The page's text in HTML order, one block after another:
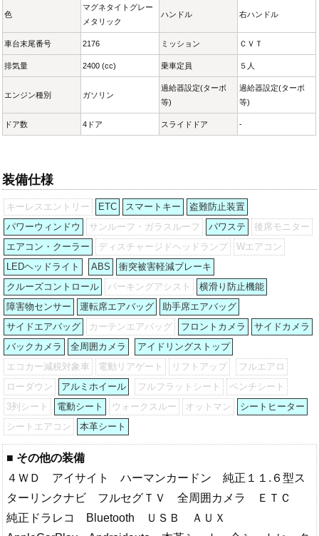
色
マグネタイトグレー
メタリック
ハンドル 右ハンドル
車台末尾番号 2176 ミッション ＣＶＴ
排気量 2400 (cc) 乗車定員 ５人
エンジン種別 ガソリン
過給器設定(ターボ
等)
過給器設定(ターボ
等)
ドア数 4ドア スライドドア -
装備仕様
キーレスエントリー ETC スマートキー
盗難防止装置
パワーウィンドウ
サンルーフ・ガラスルーフ パワステ
後席モニター
エアコン・クーラー
ディスチャージドヘッドランプ
Wエアコン
LEDヘッドライト
ABS
衝突被害軽減ブレーキ
クルーズコントロール
パーキングアシスト
横滑り防止機能
障害物センサー
運転席エアバッグ
助手席エアバッグ
サイドエアバッグ
カーテンエアバッグ フロントカメラ
サイドカメラ
バックカメラ
全周囲カメラ
アイドリングストップ
エコカー減税対象車
電動リアゲート リフトアップ
フルエアロ
ローダウン
アルミホイール フルフラットシート
ベンチシート
3列シート
電動シート ウォークスルー オットマン
シートヒーター
シートエアコン
本革シート
■ その他の装備
４ＷＤ アイサイト ハーマンカードン 純正１１.６型ス
ターリンクナビ フルセグＴＶ 全周囲カメラ ＥＴＣ
純正ドラレコ Bluetooth ＵＳＢ ＡＵＸ